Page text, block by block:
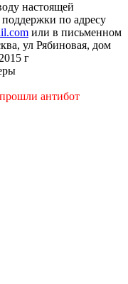
настоящей
по адресу
или в письменном
ул Рябиновая, дом
г
антибот